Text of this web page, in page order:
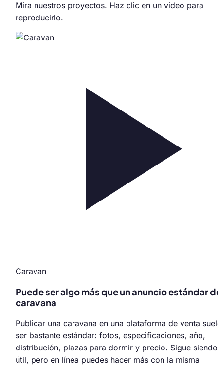
Mira nuestros proyectos. Haz clic en un video para
reproducirlo.
Caravan
Puede ser algo más que un anuncio estándar
caravana
Publicar una caravana en una plataforma de venta
ser bastante estándar: fotos, especificaciones, año,
distribución, plazas para dormir y precio. Sigue siendo
útil, pero en línea puedes hacer más con la misma